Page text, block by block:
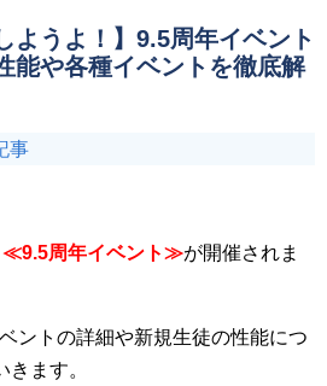
ようよ！】9.5周年イベント
能や各種イベントを徹底解
事
≪9.5周年イベント≫が開催されま
ントの詳細や新規生徒の性能につ
ます。